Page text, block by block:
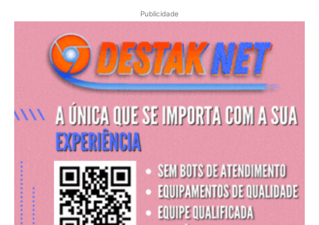
Publicidade